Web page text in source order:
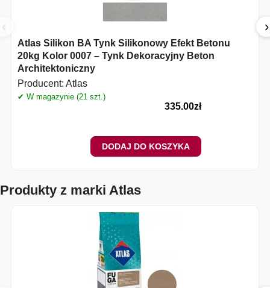
‹
Atlas Silikon BA Tynk Silikonowy Efekt Betonu
20kg Kolor 0007 – Tynk Dekoracyjny Beton
Architektoniczny
Producent: Atlas
✔ W magazynie (21 szt.)
335.00zł
DODAJ DO KOSZYKA
›
Produkty z marki Atlas